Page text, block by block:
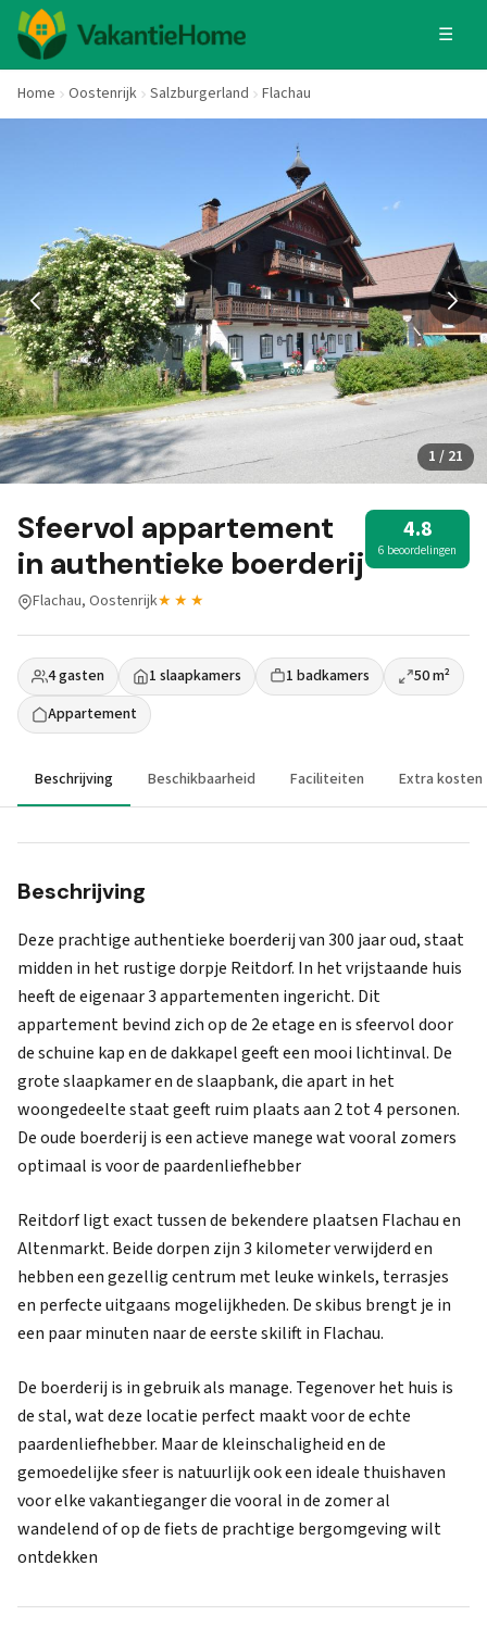
☰
Home Oostenrijk Salzburgerland Flachau
1 / 21
Sfeervol appartement
in authentieke boerderij
4.8
6 beoordelingen
Flachau, Oostenrijk★★★
4 gasten 1 slaapkamers 1 badkamers
50 m²
Appartement
Beschrijving Beschikbaarheid Faciliteiten Extra kosten
Beschrijving
Deze prachtige authentieke boerderij van 300 jaar oud, staat
midden in het rustige dorpje Reitdorf. In het vrijstaande huis
heeft de eigenaar 3 appartementen ingericht. Dit
appartement bevind zich op de 2e etage en is sfeervol door
de schuine kap en de dakkapel geeft een mooi lichtinval. De
grote slaapkamer en de slaapbank, die apart in het
woongedeelte staat geeft ruim plaats aan 2 tot 4 personen.
De oude boerderij is een actieve manege wat vooral zomers
optimaal is voor de paardenliefhebber
Reitdorf ligt exact tussen de bekendere plaatsen Flachau en
Altenmarkt. Beide dorpen zijn 3 kilometer verwijderd en
hebben een gezellig centrum met leuke winkels, terrasjes
en perfecte uitgaans mogelijkheden. De skibus brengt je in
een paar minuten naar de eerste skilift in Flachau.
De boerderij is in gebruik als manage. Tegenover het huis is
de stal, wat deze locatie perfect maakt voor de echte
paardenliefhebber. Maar de kleinschaligheid en de
gemoedelijke sfeer is natuurlijk ook een ideale thuishaven
voor elke vakantieganger die vooral in de zomer al
wandelend of op de fiets de prachtige bergomgeving wilt
ontdekken